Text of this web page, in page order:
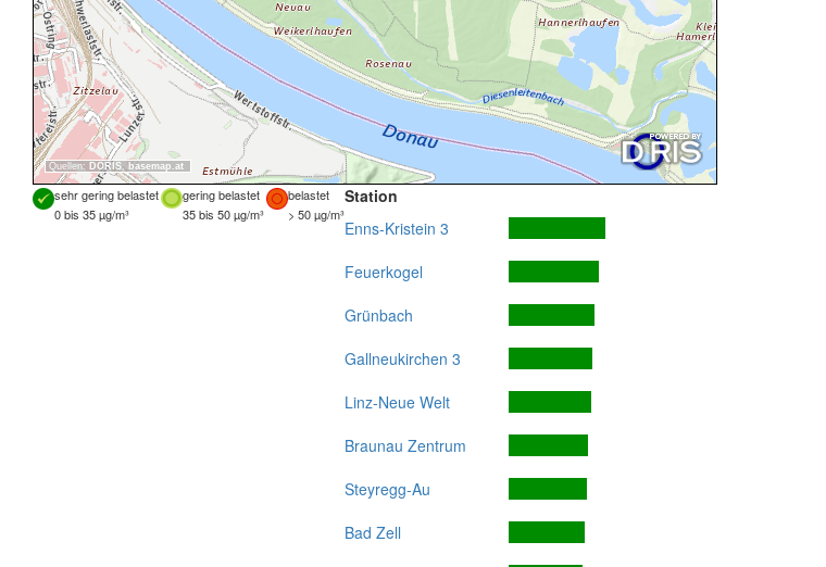
Quellen: DORIS, basemap.at
sehr gering belastet gering belastet
belastet
0 bis 35 µg/m³
35 bis 50 µg/m³ > 50 µg/m³
Station
Enns-Kristein 3
Feuerkogel
Grünbach
Gallneukirchen 3
Linz-Neue Welt
Braunau Zentrum
Steyregg-Au
Bad Zell